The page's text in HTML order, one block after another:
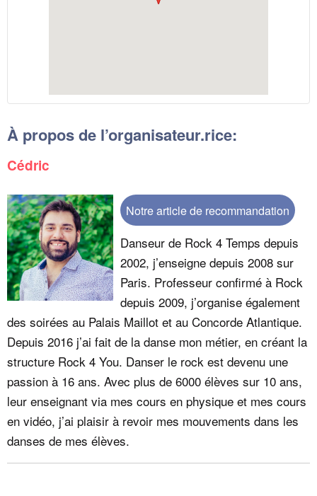
À propos de l’organisateur.rice:
Cédric
Notre article de recommandation
​Danseur de Rock 4 Temps depuis
2002, j’enseigne depuis 2008 sur
Paris. Professeur confirmé à Rock
depuis 2009, j’organise également
des soirées au Palais Maillot et au Concorde Atlantique.
Depuis 2016 j’ai fait de la danse mon métier, en créant la
structure Rock 4 You. Danser le rock est devenu une
passion à 16 ans. Avec plus de 6000 élèves sur 10 ans,
leur enseignant via mes cours en physique et mes cours
en vidéo, j’ai plaisir à revoir mes mouvements dans les
danses de mes élèves.